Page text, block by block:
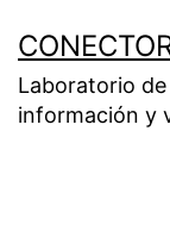
contenido
Laboratorio
información y